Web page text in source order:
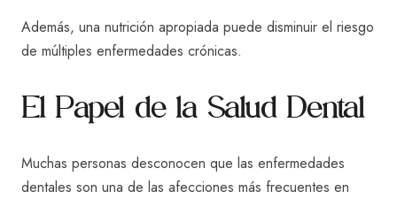
Además, una nutrición apropiada puede disminuir el riesgo
de múltiples enfermedades crónicas.
El Papel de la Salud Dental
Muchas personas desconocen que las enfermedades
dentales son una de las afecciones más frecuentes en